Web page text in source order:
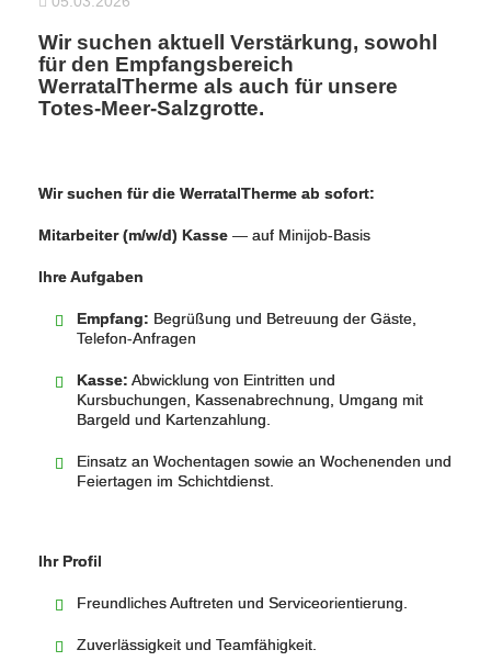
Wir suchen aktuell Verstärkung, sowohl
für den Empfangsbereich
WerratalTherme als auch für unsere
Totes-Meer-Salzgrotte.
Wir suchen fürdie WerratalTherme ab sofort:
Mitarbeiter (m/w/d) Kasse — auf Minijob‑Basis
Ihre Aufgaben
Empfang: Begrüßung und Betreuung der Gäste,
Telefon‑Anfragen
Kasse: Abwicklung von Eintritten und
Kursbuchungen, Kassenabrechnung, Umgang mit
Bargeld und Kartenzahlung.
Einsatz an Wochentagen sowie an Wochenenden und
Feiertagen im Schichtdienst.
Ihr Profil
Freundliches Auftreten und Serviceorientierung.
Zuverlässigkeit und Teamfähigkeit.